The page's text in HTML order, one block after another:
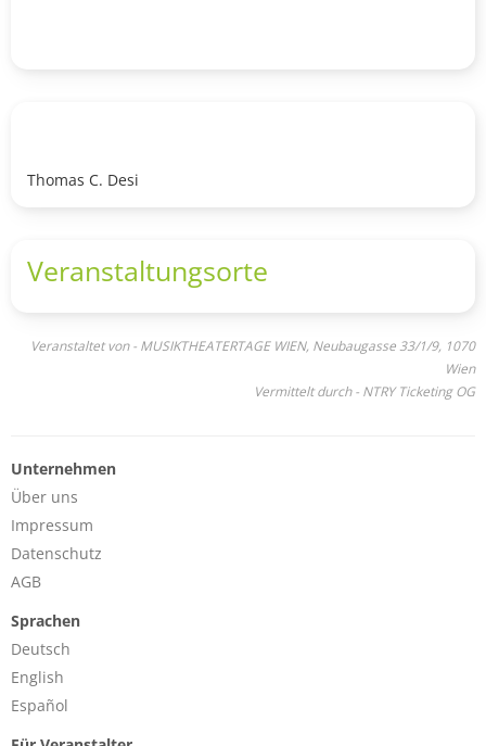
Thomas C. Desi
Veranstaltungsorte
Veranstaltet von - MUSIKTHEATERTAGE WIEN, Neubaugasse 33/1/9, 1070
Wien
Vermittelt durch - NTRY Ticketing OG
Unternehmen
Über uns
Impressum
Datenschutz
AGB
Sprachen
Deutsch
English
Español